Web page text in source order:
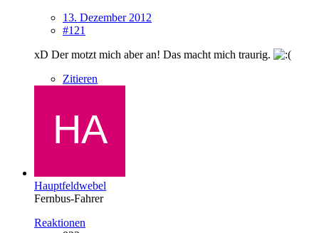
13. Dezember 2012
#121
xD Der motzt mich aber an! Das macht mich traurig.
Zitieren
Hauptfeldwebel
Fernbus-Fahrer
Reaktionen